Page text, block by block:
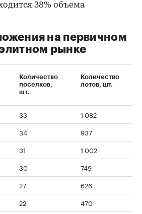
38% объема
на первичном
рынке
Количество
поселков,
шт.
Количество
лотов, шт.
33
1 082
34
937
31
1 002
30
749
27
626
22
470